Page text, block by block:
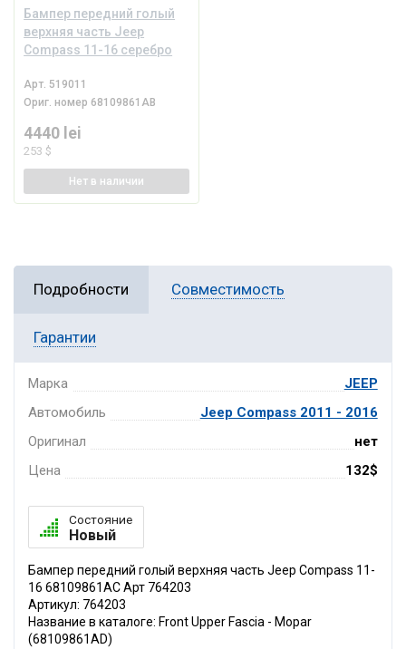
Бампер передний голый
верхняя часть Jeep
Compass 11-16 серебро
Арт. 519011
Ориг. номер 68109861AB
4440 lei
253 $
Нет в наличии
Подробности Совместимость
Гарантии
Марка
JEEP
Автомобиль
Jeep Compass 2011 - 2016
Оригинал
нет
Цена
132$
Состояние
Новый
Бампер передний голый верхняя часть Jeep Compass 11-
16 68109861AC Арт 764203
Артикул: 764203
Название в каталоге: Front Upper Fascia - Mopar
(68109861AD)